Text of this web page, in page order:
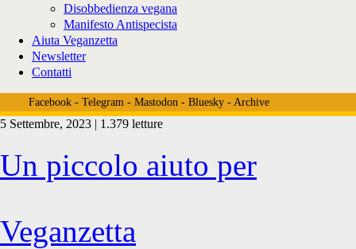
Disobbedienza vegana
Manifesto Antispecista
Aiuta Veganzetta
Newsletter
Contatti
Facebook- Telegram- Mastodon- Bluesky- Archive
Tag:
<span>raccolta
5 Settembre, 2023 | 1.379 letture
Un piccolo aiuto per
Veganzetta